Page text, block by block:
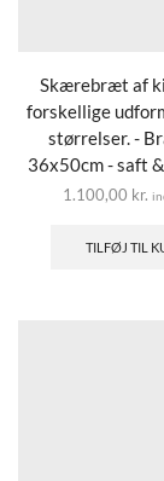
Skærebræt af
forskellige
størrelser. -
36x50cm - saft
1.100,00 kr.
TILFØJ TIL